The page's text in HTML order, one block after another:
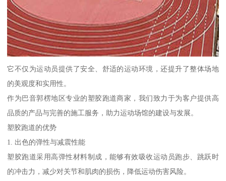
它不仅为运动员提供了安全、舒适的运动环境，还提升了整体场地
的美观度和实用性。
作为巴音郭楞地区专业的塑胶跑道商家，我们致力于为客户提供高
品质的产品与完善的施工服务，助力运动场馆的建设与发展。
塑胶跑道的优势
1. 出色的弹性与减震性能
塑胶跑道采用高弹性材料制成，能够有效吸收运动员跑步、跳跃时
的冲击力，减少对关节和肌肉的损伤，降低运动伤害风险。